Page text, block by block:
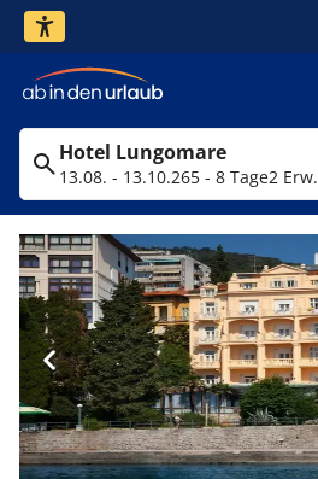
Hotel Lungomare
13.08. - 13.10.265 - 8 Tage2 Erw.